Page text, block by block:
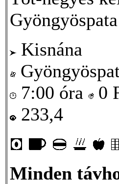
Gyöngyöspata
Kisnána
7:00 óra
0
233,4
Minden